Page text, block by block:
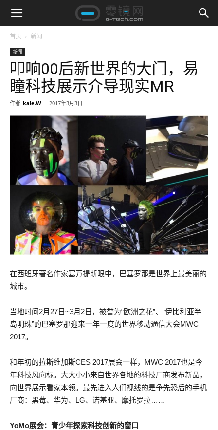
首页 新闻
新闻
叩响00后新世界的大门，易
瞳科技展示介导现实MR
作者 kale.W - 2017年3月3日
在西班牙著名作家塞万提斯眼中，巴塞罗那是世界上最美丽的
城市。
当地时间2月27日~3月2日，被誉为“欧洲之花”、“伊比利亚半
岛明珠”的巴塞罗那迎来一年一度的世界移动通信大会MWC
2017。
和年初的拉斯维加斯CES 2017展会一样，MWC 2017也是今
年科技风向标。大大小小来自世界各地的科技厂商发布新品，
向世界展示看家本领。最先进入人们视线的是争先恐后的手机
厂商：黑莓、华为、LG、诺基亚、摩托罗拉……
YoMo展会：青少年探索科技创新的窗口